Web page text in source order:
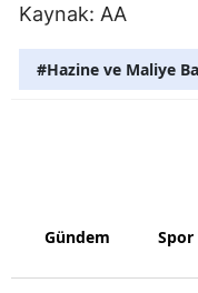
Kaynak: AA
#Hazine ve Maliye
Gündem Spor